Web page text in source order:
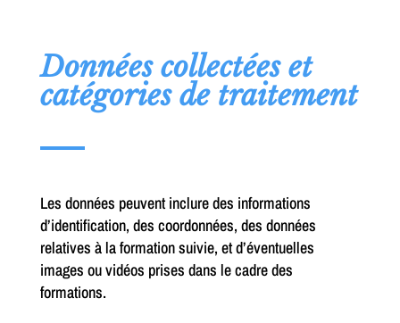
Données collectées et
catégories de traitement
Les données peuvent inclure des informations
d’identification, des coordonnées, des données
relatives à la formation suivie, et d’éventuelles
images ou vidéos prises dans le cadre des
formations.